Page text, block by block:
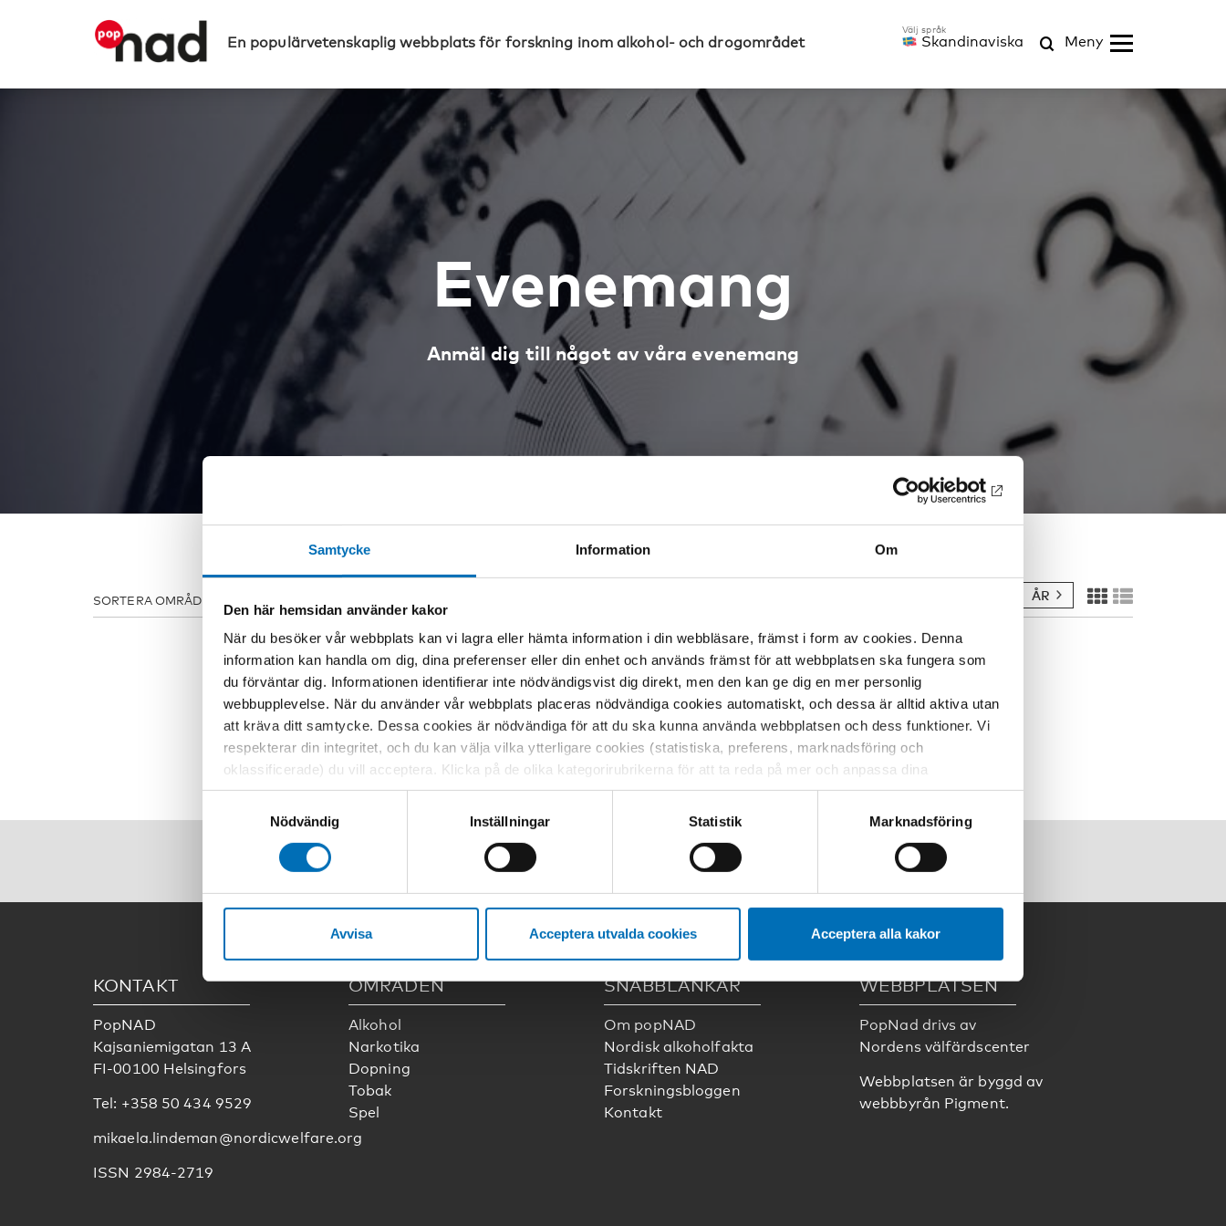
Samtycke Information Om
Den här hemsidan använder kakor
När du besöker vår webbplats kan vi lagra eller hämta information i din webbläsare, främst i form av cookies. Denna
information kan handla om dig, dina preferenser eller din enhet och används främst för att webbplatsen ska fungera som
du förväntar dig. Informationen identifierar inte nödvändigsvist dig direkt, men den kan ge dig en mer personlig
webbupplevelse. När du använder vår webbplats placeras nödvändiga cookies automatiskt, och dessa är alltid aktiva utan
att kräva ditt samtycke. Dessa cookies är nödvändiga för att du ska kunna använda webbplatsen och dess funktioner. Vi
respekterar din integritet, och du kan välja vilka ytterligare cookies (statistiska, preferens, marknadsföring och
oklassificerade) du vill acceptera. Klicka på de olika kategorirubrikerna för att ta reda på mer och anpassa dina
inställningar för cookies. Observera att blockering av cookies kan påverka din upplevelse av webbplatsen och de tjänster
vi erbjuder. Om du har besökt vår webbplats tidigare och accepterat användningen av cookies kan du alltid radera dem
Nödvändig
Inställningar Statistik Marknadsföring
Avvisa Acceptera utvalda cookies Acceptera alla kakor
En populärvetenskaplig webbplats för forskning inom alkohol- och drogområdet Skandinaviska Meny
Evenemang
Anmäl dig till något av våra evenemang
SORTERA OMRÅDE: ALKOHOL DOPNING ÅR
Följ oss på sociala medier:
KONTAKT
PopNAD
Kajsaniemigatan 13 A
FI-00100 Helsingfors
Tel: +358 50 434 9529
mikaela.lindeman@nordicwelfare.org
ISSN 2984-2719
OMRÅDEN
Alkohol
Narkotika
Dopning
Tobak
Spel
SNABBLÄNKAR
Om popNAD
Nordisk alkoholfakta
Tidskriften NAD
Forskningsbloggen
Kontakt
WEBBPLATSEN
PopNad drivs av
Nordens välfärdscenter
Webbplatsen är byggd av
webbbyrån Pigment.